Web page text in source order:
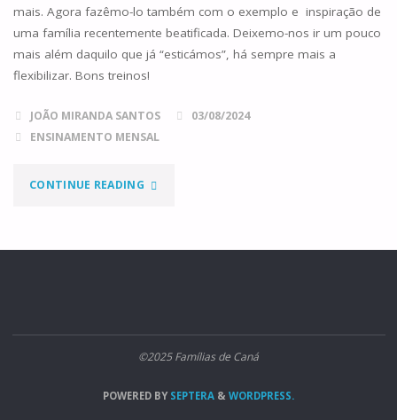
mais. Agora fazêmo-lo também com o exemplo e inspiração de
uma família recentemente beatificada. Deixemo-nos ir um pouco
mais além daquilo que já “esticámos”, há sempre mais a
flexibilizar. Bons treinos!
JOÃO MIRANDA SANTOS
03/08/2024
ENSINAMENTO MENSAL
CONTINUE READING"ALARGA
ESPAÇO
TENDA"
©2025 Famílias de Caná
POWERED BYSEPTERA & WORDPRESS.